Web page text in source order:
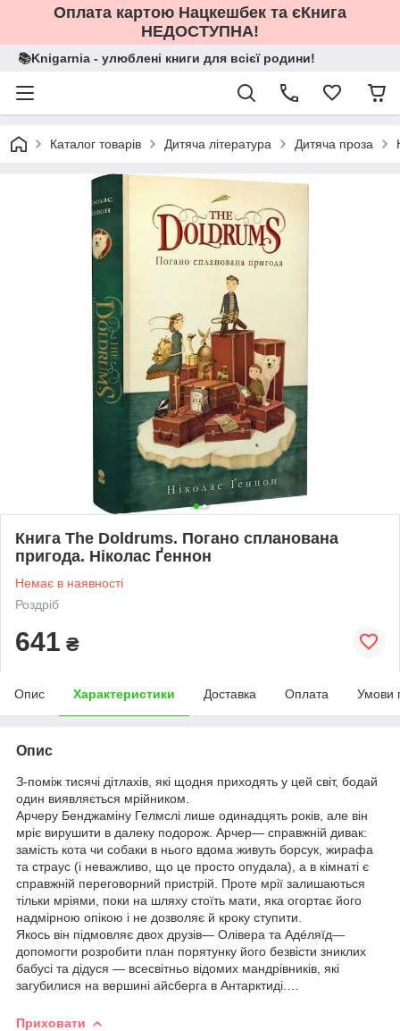
Оплата картою Нацкешбек та єКнига
НЕДОСТУПНА!
📚Knigarnia - улюблені книги для всієї родини!
Каталог товарів Дитяча література Дитяча проза
Книга The Doldrums. Погано спланована
пригода. Ніколас Ґеннон
Немає в наявності
Роздріб
641 ₴
Опис Характеристики Доставка Оплата Умови
Опис
З-поміж тисячі дітлахів, які щодня приходять у цей світ, бодай
один виявляється мрійником.
Арчеру Бенджаміну Гелмслі лише одинадцять років, але він
мріє вирушити в далеку подорож. Арчер— справжній дивак:
замість кота чи собаки в нього вдома живуть борсук, жирафа
та страус (і неважливо, що це просто опудала), а в кімнаті є
справжній переговорний пристрій. Проте мрії залишаються
тільки мріями, поки на шляху стоїть мати, яка огортає його
надмірною опікою і не дозволяє й кроку ступити.
Якось він підмовляє двох друзів— Олівера та Адéляїд—
допомогти розробити план порятунку його безвісти зниклих
бабусі та дідуся — всесвітньо відомих мандрівників, які
загубилися на вершині айсберга в Антарктиді.…
Приховати